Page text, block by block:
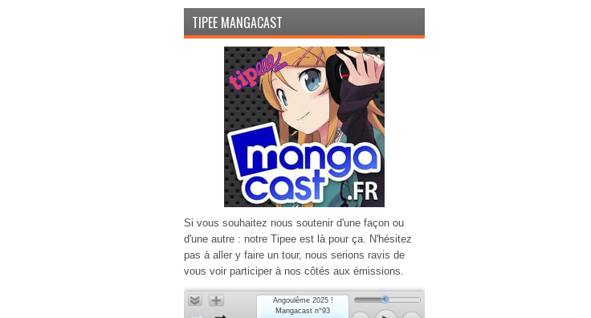
TIPEE MANGACAST
Si vous souhaitez nous soutenir d'une façon ou
d'une autre : notre Tipee est là pour ça. N'hésitez
pas à aller y faire un tour, nous serions ravis de
vous voir participer à nos côtés aux émissions.
Angoulême 2025 !
Mangacast n°93